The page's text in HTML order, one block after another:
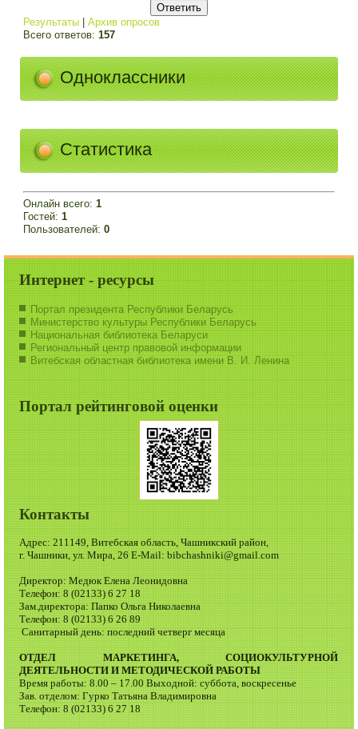
Результаты |Архив опросов
Всего ответов:157
Одноклассники
Статистика
Онлайн всего:1
Гостей:1
Пользователей:0
Интернет - ресурсы
Портал президента Республики Беларусь
Министерство культуры Республики Беларусь
Национальная библиотека Беларуси
Региональный центр правовой информации
Витебская областная библиотека имени В. И. Ленина
Портал рейтинговой оценки
Контакты
Адрес: 211149, Витебская область, Чашникский район,
г. Чашники, ул. Мира, 26 E-Mail: bibchashniki@gmail.com
Директор: Медюк Елена Леонидовна
Телефон: 8 (02133) 6 27 18
Зам.директора: Папко Ольга Николаевна
Телефон: 8 (02133) 6 26 89
Санитарный день: последний четверг месяца
ОТДЕЛ МАРКЕТИНГА, СОЦИОКУЛЬТУРНОЙ
ДЕЯТЕЛЬНОСТИ И МЕТОДИЧЕСКОЙ РАБОТЫ
Время работы: 8.00 – 17.00 Выходной: суббота, воскресенье
Зав. отделом: Гурко Татьяна Владимировна
Телефон: 8 (02133) 6 27 18